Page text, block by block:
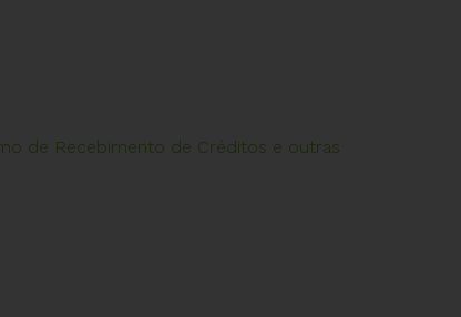
de Recebimento de Créditos e outras